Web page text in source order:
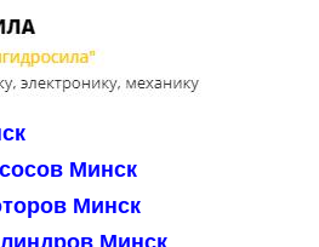
Минск
Минск
Минск